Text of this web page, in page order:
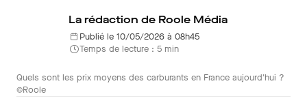
La rédaction de Roole Média
Publié le 10/05/2026 à 08h45
Temps de lecture : 5 min
Quels sont les prix moyens des carburants en France aujourd'hui ?
©Roole